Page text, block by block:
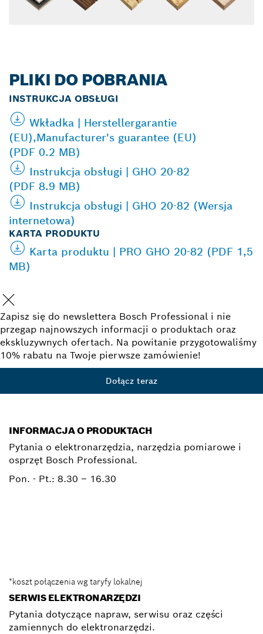
PLIKI DO POBRANIA
INSTRUKCJA OBSŁUGI
Wkładka | Herstellergarantie
(EU),Manufacturer's guarantee (EU)
(PDF 0.2 MB)
Instrukcja obsługi | GHO 20-82
(PDF 8.9 MB)
Instrukcja obsługi | GHO 20-82 (Wersja
internetowa)
KARTA PRODUKTU
Karta produktu | PRO GHO 20-82 (PDF 1,5
MB)
Zapisz się do newslettera Bosch Professional i nie
przegap najnowszych informacji o produktach oraz
ekskluzywnych ofertach. Na powitanie przygotowaliśmy
10% rabatu na Twoje pierwsze zamówienie!
Dołącz teraz
INFORMACJA O PRODUKTACH
Pytania o elektronarzędzia, narzędzia pomiarowe i
osprzęt Bosch Professional.
Pon. - Pt.: 8.30 – 16.30
*koszt połączenia wg taryfy lokalnej
SERWIS ELEKTRONARZĘDZI
Pytania dotyczące napraw, serwisu oraz części
zamiennych do elektronarzędzi.